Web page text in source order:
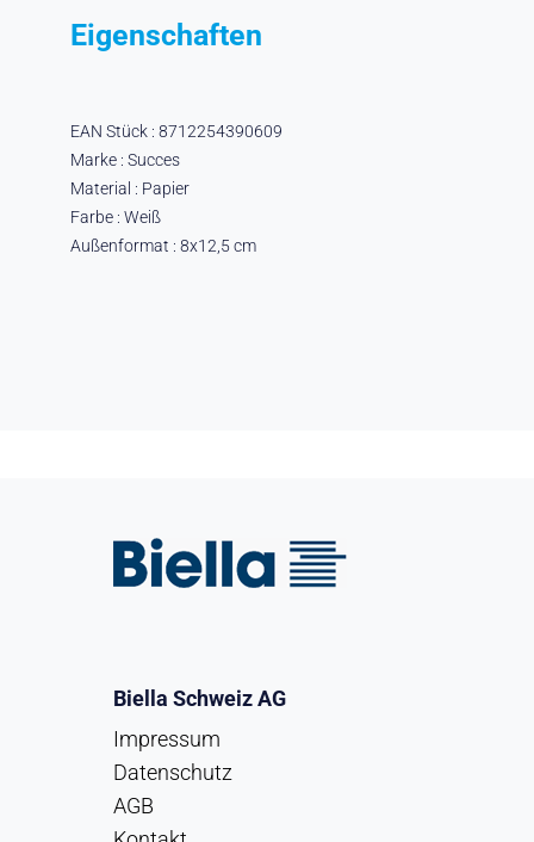
Eigenschaften
EAN Stück : 8712254390609
Marke : Succes
Material : Papier
Farbe : Weiß
Außenformat : 8x12,5 cm
Biella Schweiz AG
Impressum
Datenschutz
AGB